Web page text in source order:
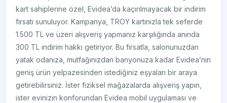
kart sahiplerine özel, Evidea’da kaçırılmayacak bir indirim
fırsatı sunuluyor. Kampanya, TROY kartınızla tek seferde
1.500 TL ve üzeri alışveriş yapmanız karşılığında anında
300 TL indirim hakkı getiriyor. Bu fırsatla, salonunuzdan
yatak odanıza, mutfağınızdan banyonuza kadar Evidea’nın
geniş ürün yelpazesinden istediğiniz eşyaları bir araya
getirebilirsiniz. İster fiziksel mağazalarda alışveriş yapın,
ister evinizin konforundan Evidea mobil uygulaması ve